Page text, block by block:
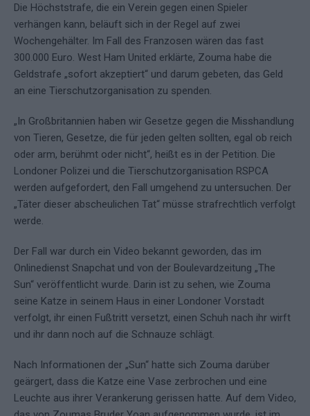
Die Höchststrafe, die ein Verein gegen einen Spieler
verhängen kann, beläuft sich in der Regel auf zwei
Wochengehälter. Im Fall des Franzosen wären das fast
300.000 Euro. West Ham United erklärte, Zouma habe die
Geldstrafe „sofort akzeptiert“ und darum gebeten, das Geld
an eine Tierschutzorganisation zu spenden.
„In Großbritannien haben wir Gesetze gegen die Misshandlung
von Tieren, Gesetze, die für jeden gelten sollten, egal ob reich
oder arm, berühmt oder nicht“, heißt es in der Petition. Die
Londoner Polizei und die Tierschutzorganisation RSPCA
werden aufgefordert, den Fall umgehend zu untersuchen. Der
„Täter dieser abscheulichen Tat“ müsse strafrechtlich verfolgt
werde.
Der Fall war durch ein Video bekannt geworden, das im
Onlinedienst Snapchat und von der Boulevardzeitung „The
Sun“ veröffentlicht wurde. Darin ist zu sehen, wie Zouma
seine Katze in seinem Haus in einer Londoner Vorstadt
verfolgt, ihr einen Fußtritt versetzt, einen Schuh nach ihr wirft
und ihr dann noch auf die Schnauze schlägt.
Nach Informationen der „Sun“ hatte sich Zouma darüber
geärgert, dass die Katze eine Vase zerbrochen und eine
Leuchte aus ihrer Verankerung gerissen hatte. Auf dem Video,